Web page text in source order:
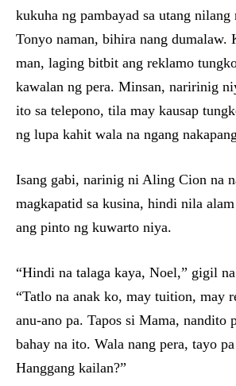
kukuha ng pambayad sa utang nilang
Tonyo naman, bihira nang dumalaw.
man, laging bitbit ang reklamo
kawalan ng pera. Minsan, naririnig
ito sa telepono, tila may kausap
ng lupa kahit wala na ngang
Isang gabi, narinig ni Aling Cion na
magkapatid sa kusina, hindi nila
ang pinto ng kuwarto niya.
“Hindi na talaga kaya, Noel,” gigil
“Tatlo na anak ko, may tuition, may
anu-ano pa. Tapos si Mama, nandito
bahay na ito. Wala nang pera, tayo
Hanggang kailan?”